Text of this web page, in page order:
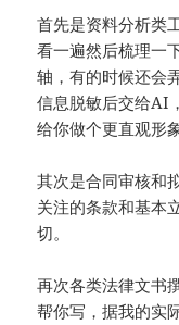
首先是资料分析类
看一遍然后梳理一
轴，有的时候还会
信息脱敏后交给AI
给你做个更直观形
其次是合同审核和
关注的条款和基本
切。
再次各类法律文书
帮你写，据我的实